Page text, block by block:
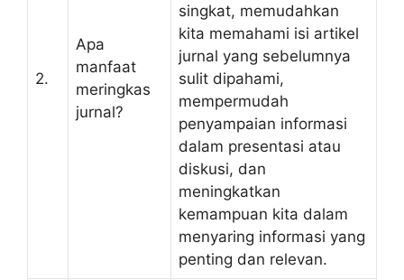
2.
Apa
manfaat
meringkas
jurnal?
singkat, memudahkan
kita memahami isi artikel
jurnal yang sebelumnya
sulit dipahami,
mempermudah
penyampaian informasi
dalam presentasi atau
diskusi, dan
meningkatkan
kemampuan kita dalam
menyaring informasi yang
penting dan relevan.